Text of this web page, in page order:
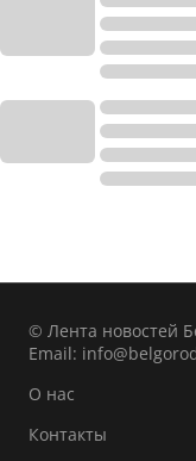
© Лента новостей
Email:
О нас
Контакты